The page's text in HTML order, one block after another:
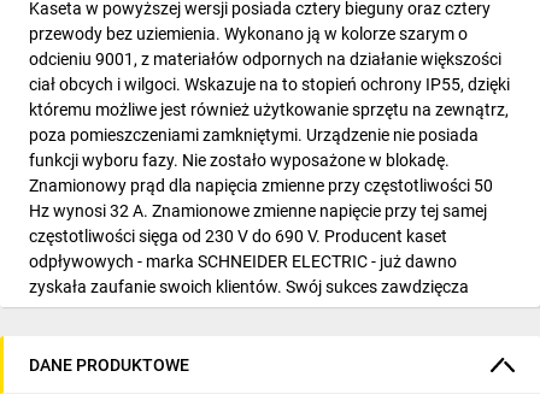
Kaseta w powyższej wersji posiada cztery bieguny oraz cztery
przewody bez uziemienia. Wykonano ją w kolorze szarym o
odcieniu 9001, z materiałów odpornych na działanie większości
ciał obcych i wilgoci. Wskazuje na to stopień ochrony IP55, dzięki
któremu możliwe jest również użytkowanie sprzętu na zewnątrz,
poza pomieszczeniami zamkniętymi. Urządzenie nie posiada
funkcji wyboru fazy. Nie zostało wyposażone w blokadę.
Znamionowy prąd dla napięcia zmienne przy częstotliwości 50
Hz wynosi 32 A. Znamionowe zmienne napięcie przy tej samej
częstotliwości sięga od 230 V do 690 V. Producent kaset
odpływowych - marka SCHNEIDER ELECTRIC - już dawno
zyskała zaufanie swoich klientów. Swój sukces zawdzięcza
bowiem długoletniemu doświadczeniu. Podczas pracy ponad
sprzętu wytwarzanego w jego halach i dopasować aparaturę do
DANE PRODUKTOWE